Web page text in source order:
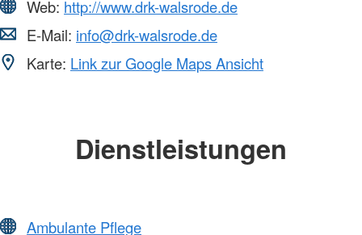
Web: http://www.drk-walsrode.de
E-Mail: info@drk-walsrode.de
Karte: Link zur Google Maps Ansicht
Dienstleistungen
Ambulante Pflege